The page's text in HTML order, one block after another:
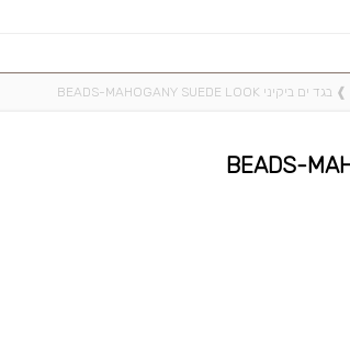
❱ בגד ים ביקיני BEADS-MAHOGANY SUEDE LOOK